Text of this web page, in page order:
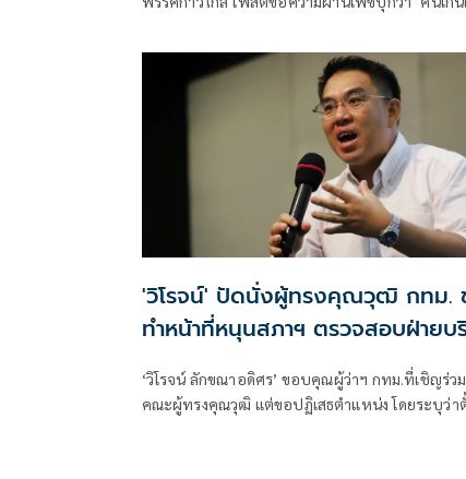
'วิโรจน์' ปัดนั่งผู้ทรงคุณวุฒิ กทม.
ทำหน้าที่หนุนสภาฯ ตรวจสอบฝ่ายบ
‘วิโรจน์ ลักขณาอดิศร’ ขอบคุณผู้ว่าฯ กทม.ที่เชิญร่ว
คณะผู้ทรงคุณวุฒิ แต่ขอปฏิเสธตำแหน่ง โดยระบุว่าตั้